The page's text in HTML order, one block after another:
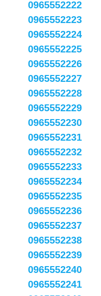
0965552222
0965552223
0965552224
0965552225
0965552226
0965552227
0965552228
0965552229
0965552230
0965552231
0965552232
0965552233
0965552234
0965552235
0965552236
0965552237
0965552238
0965552239
0965552240
0965552241